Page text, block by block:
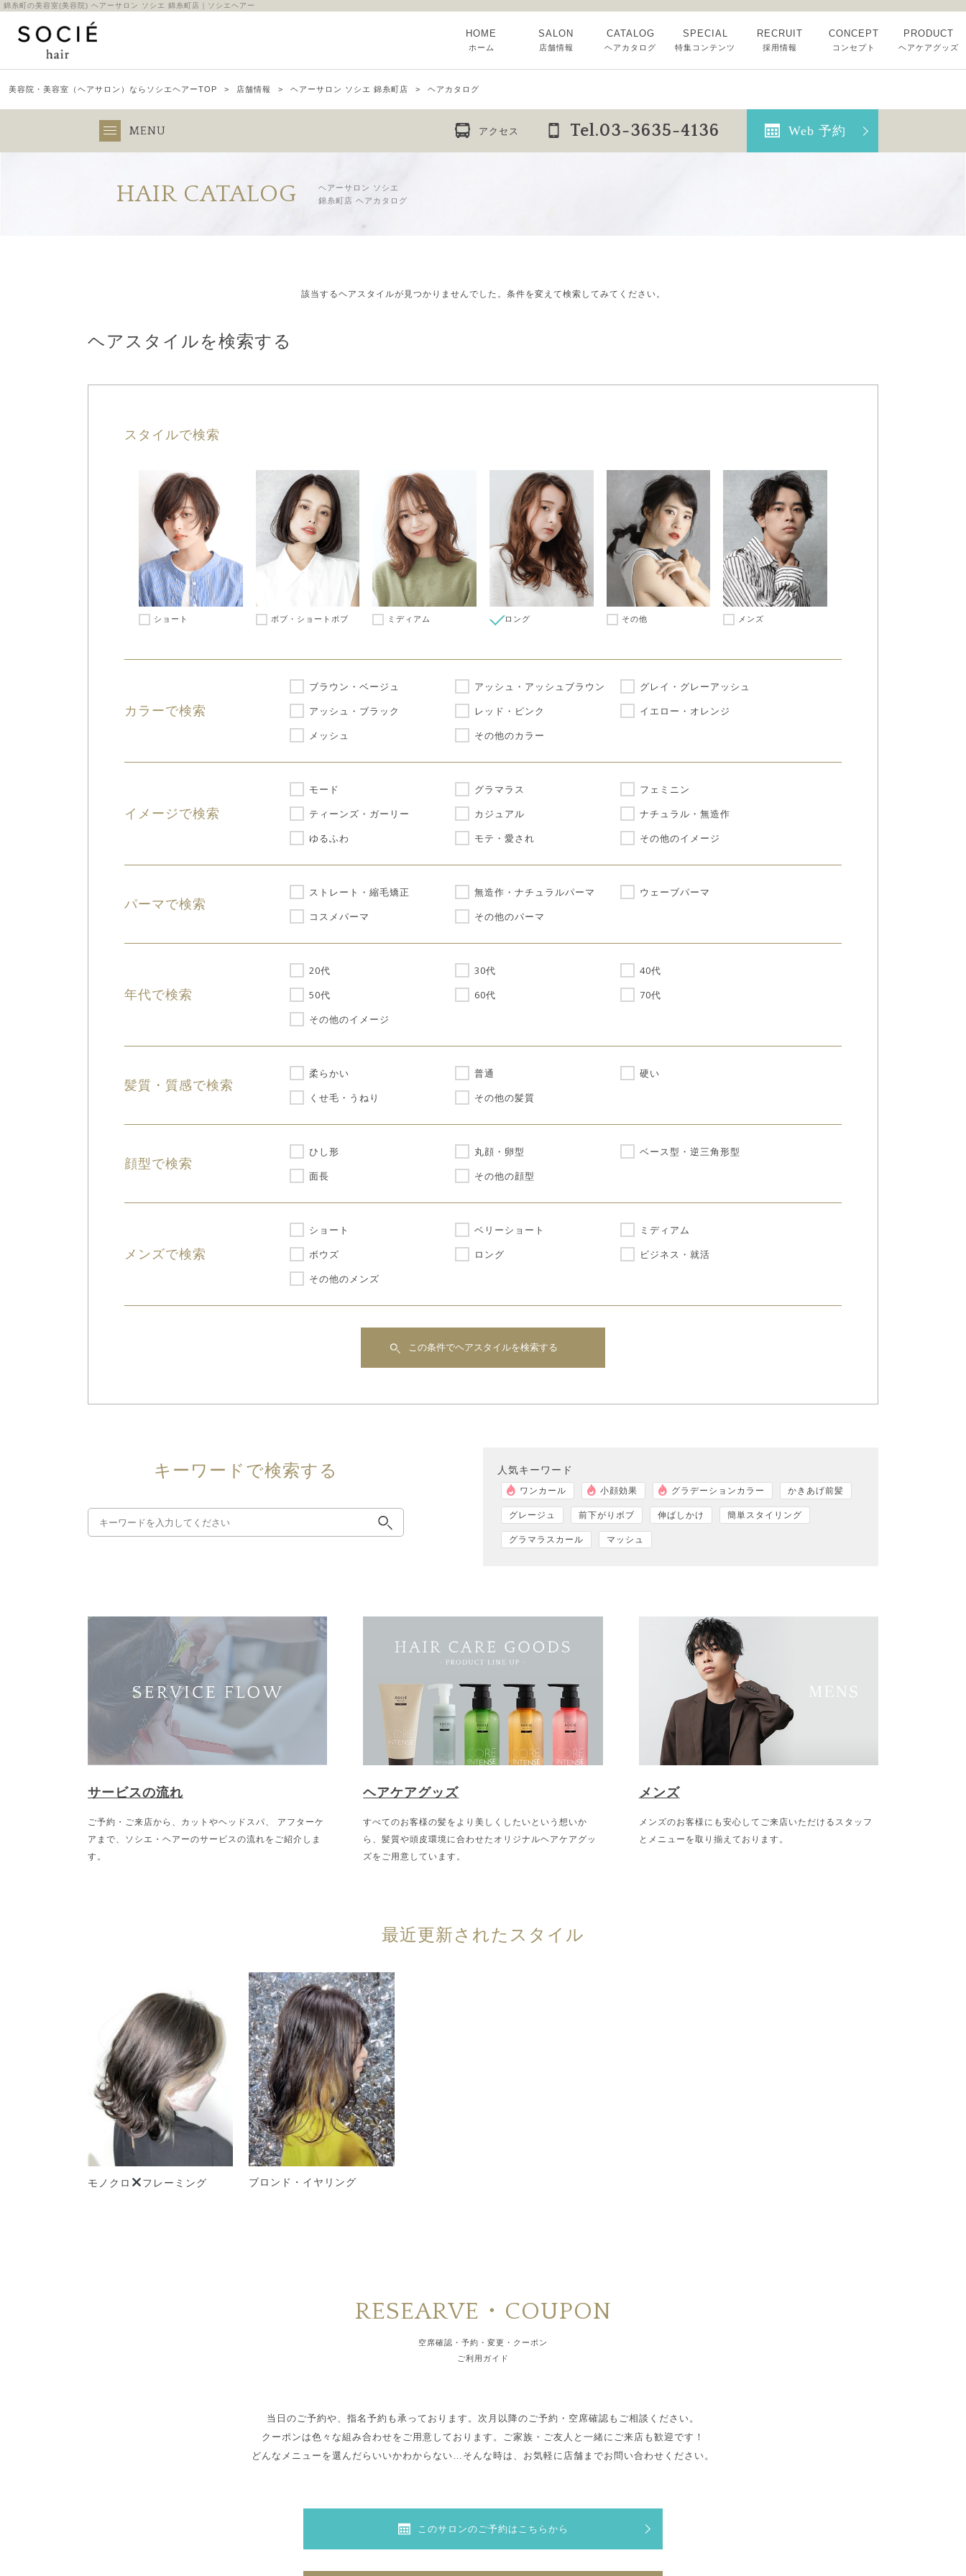
錦糸町の美容室(美容院) ヘアーサロン ソシエ 錦糸町店｜ソシエヘアー
HOME
ホーム
SALON
店舗情報
CATALOG
ヘアカタログ
SPECIAL
特集コンテンツ
RECRUIT
採用情報
CONCEPT
コンセプト
PRODUCT
ヘアケアグッズ
美容院・美容室（ヘアサロン）ならソシエヘアーTOP 店舗情報 ヘアーサロン ソシエ 錦糸町店 ヘアカタログ
MENU アクセス Tel.03-3635-4136 Web 予約
HAIR CATALOG
ヘアーサロン ソシエ
錦糸町店 ヘアカタログ
該当するヘアスタイルが見つかりませんでした。 条件を変えて検索してみてください。
ヘアスタイルを検索する
スタイルで検索
ショート ボブ・ショートボブ ミディアム ロング その他 メンズ
カラーで検索
ブラウン・ベージュ アッシュ・アッシュブラウン
グレイ・グレーアッシュ
アッシュ・ブラック
レッド・ピンク
イエロー・オレンジ
メッシュ
その他のカラー
イメージで検索
モード グラマラス
フェミニン
ティーンズ・ガーリー
カジュアル
ナチュラル・無造作
ゆるふわ
モテ・愛され その他のイメージ
パーマで検索
ストレート・縮毛矯正 無造作・ナチュラルパーマ
ウェーブパーマ
コスメパーマ
その他のパーマ
年代で検索
20代 30代
40代
50代
60代
70代
その他のイメージ
髪質・質感で検索
柔らかい 普通
硬い
くせ毛・うねり
その他の髪質
顔型で検索
ひし形 丸顔・卵型
ベース型・逆三角形型
面長
その他の顔型
メンズで検索
ショート ベリーショート
ミディアム
ボウズ
ロング
ビジネス・就活
その他のメンズ
この条件でヘアスタイルを検索する
キーワードで検索する 人気キーワード
ワンカール 小顔効果 グラデーションカラー かきあげ前髪
グレージュ 前下がりボブ 伸ばしかけ 簡単スタイリング
グラマラスカール マッシュ
サービスの流れ
ご予約・ご来店から、カットやヘッドスパ、 アフターケ
アまで、ソシエ・ヘアーのサービスの流れをご紹介しま
す。
ヘアケアグッズ
すべてのお客様の髪をより美しくしたいという想いか
ら、髪質や頭皮環境に合わせたオリジナルヘアケアグッ
ズをご用意しています。
メンズ
メンズのお客様にも安心してご来店いただけるスタッフ
とメニューを取り揃えております。
最近更新されたスタイル
モノクロ フレーミング ブロンド・イヤリング
RESEARVE・COUPON
空席確認・予約・変更・クーポン
ご利用ガイド
当日のご予約や、指名予約も承っております。次月以降のご予約・空席確認もご相談ください。
クーポンは色々な組み合わせをご用意しております。ご家族・ご友人と一緒にご来店も歓迎です！
どんなメニューを選んだらいいかわからない…そんな時は、お気軽に店舗までお問い合わせください。
このサロンのご予約はこちらから